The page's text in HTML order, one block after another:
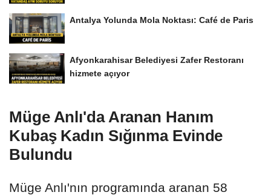
Antalya Yolunda Mola Noktası: Café de Paris
Afyonkarahisar Belediyesi Zafer Restoranı
hizmete açıyor
Müge Anlı'da Aranan Hanım
Kubaş Kadın Sığınma Evinde
Bulundu
Müge Anlı'nın programında aranan 58